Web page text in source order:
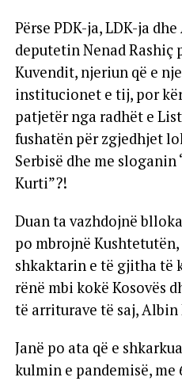
Përse PDK-ja, LDK-ja
deputetin Nenad Rashiç
Kuvendit, njeriun që e
institucionet e tij, por
patjetër nga radhët e
fushatën për zgjedhjet
Serbisë dhe me
Kurti”?!
Duan ta vazhdojnë
po mbrojnë
shkaktarin e të gjitha të
rënë mbi kokë Kosovës
të arriturave të saj,
Janë po ata që e
kulmin e pandemisë, me